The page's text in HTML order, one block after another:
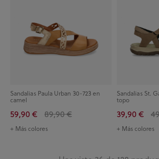
Sandalias Paula Urban 30-723 en
camel
59,90 € 89,90 €
+ Más colores
Sandalias St.
topo
39,90 €
+ Más colores